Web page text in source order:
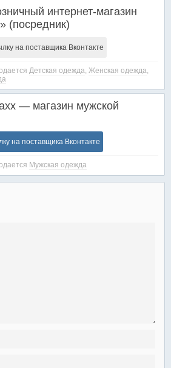
интернет-магазин
(посредник)
на поставщика Вконтакте
Детская одежда, Женская одежда,
— магазин мужской
на поставщика Вконтакте
Мужская одежда